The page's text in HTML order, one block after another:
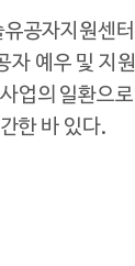
공자지원센
자 예우 및 지
업의 일환으
한 바 있다.